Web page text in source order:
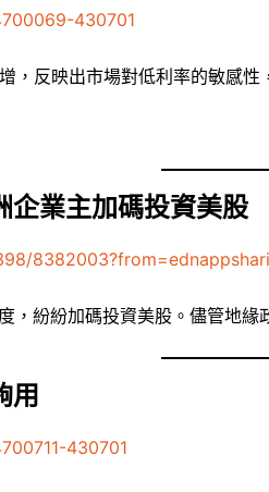
430701
，反映出市場對低利率的敏感
企業主加碼投資美股
，紛紛加碼投資美股。儘管地
用
430701